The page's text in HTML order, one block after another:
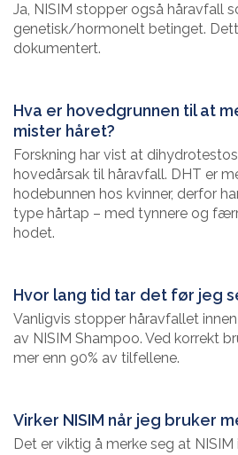
Ja, NISIM stopper også håravfall
genetisk/hormonelt betinget.
dokumentert.
Hva er hovedgrunnen til at
mister håret?
Forskning har vist at
hovedårsak til håravfall. DHT er
hodebunnen hos kvinner, derfor
type hårtap – med tynnere og
hodet.
Hvor lang tid tar det før jeg
Vanligvis stopper håravfallet
av NISIM Shampoo. Ved korrekt
mer enn 90% av tilfellene.
Virker NISIM når jeg bruker
Det er viktig å merke seg at